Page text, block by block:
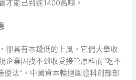
才能已到達1400萬噸。
卻具有本錢低的上風。它們大舉收
企業因找不到收受接管原料而“吃不
優汰”。中國資本輪迴團體科創部部